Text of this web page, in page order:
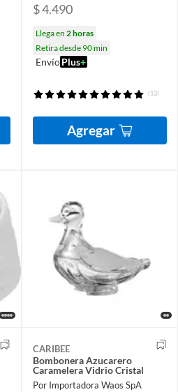
$ 4.490
Llega en 2 horas
Retira desde 90 min
EnvíoPlus+
(13)
Agregar
CARIBEE
Bombonera Azucarero
Caramelera Vidrio Cristal
Por Importadora Waos SpA